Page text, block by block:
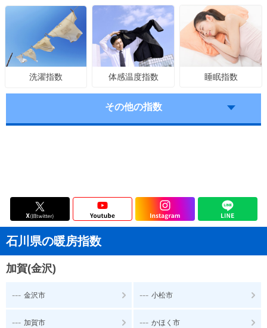
洗濯指数 体感温度指数 睡眠指数
その他の指数
石川県の暖房指数
加賀(金沢)
--- 金沢市 --- 小松市
--- 加賀市 --- かほく市